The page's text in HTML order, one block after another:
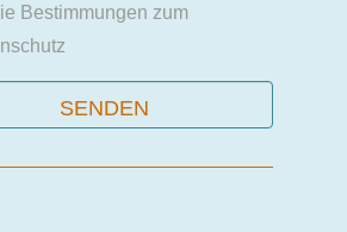
Bestimmungen zum